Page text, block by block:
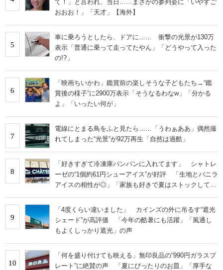
て！」と言われ、当日……まさかの参列姿に「いやすご
おおお！」「天才」【海外】
5
車に乗ろうとしたら、ドアに…… 衝撃の光景が130万
表示「普通に乗って走ってたやん」「どうやって入った
の!?」
6
「映画ちいかわ」鑑賞前の楽しそうな子どもたち→“鑑
賞後の様子”に2900万表示「そうなるわなw」「分かる
よ」「いったい何が」
7
電線にとまる鳥をふと見たら……「うわぁああ」偶然撮
れてしまった“光景”が92万再生「自然は過酷」
8
「好きすぎて冷凍庫パンパンに入れてます」 シャトレ
ーゼの“1個約61円シューアイス”が好評 「生地とバニラ
アイスの相性が◎」「家族も好きで夏はストックして
9
「4度くらい違いました」 カインズの外に吊るす“遮光
シェード”が高評価 「今年の酷暑にも活躍」「風通し
もよくしっかり遮光」の声
10
「何を盛り付けても映える」無印良品の“990円ガラスプ
レート”に絶賛の声 「夏にぴったりのお皿」「厚手な